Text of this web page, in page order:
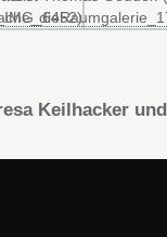
Keilhacker